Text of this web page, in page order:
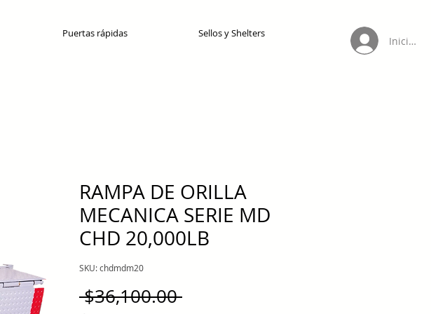
Puertas rápidas Sellos y Shelters
Iniciar
RAMPA DE ORILLA
MECANICA SERIE MD
CHD 20,000LB
SKU: chdmdm20
$36,100.00 Precio